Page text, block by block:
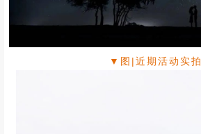
▼图|近期活动实拍